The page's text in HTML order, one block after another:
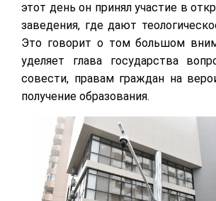
этот день он принял участие в
заведения, где дают
Это говорит о том большом
уделяет глава государства
совести, правам граждан на
получение образования.